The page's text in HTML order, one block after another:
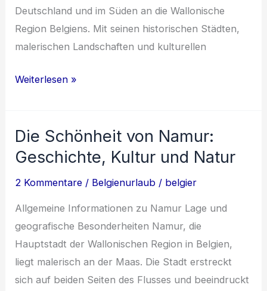
Deutschland und im Süden an die Wallonische
Region Belgiens. Mit seinen historischen Städten,
malerischen Landschaften und kulturellen
Entdecke
Flanderns:
Kultur,
und
Kulinarik
Weiterlesen »
Die Schönheit von Namur:
Geschichte, Kultur und Natur
2 Kommentare / Belgienurlaub / belgier
Allgemeine Informationen zu Namur Lage und
geografische Besonderheiten Namur, die
Hauptstadt der Wallonischen Region in Belgien,
liegt malerisch an der Maas. Die Stadt erstreckt
sich auf beiden Seiten des Flusses und beeindruckt